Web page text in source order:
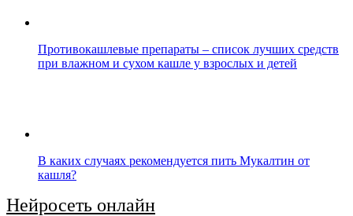
Противокашлевые препараты – список лучших средств
при влажном и сухом кашле у взрослых и детей
В каких случаях рекомендуется пить Мукалтин от
кашля?
Нейросеть онлайн